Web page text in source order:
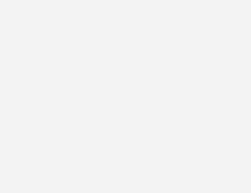
Heizen und
stimmen